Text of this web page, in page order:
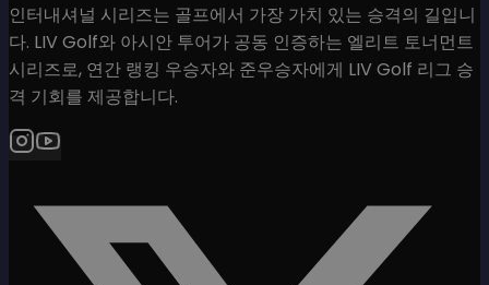
인터내셔널 시리즈는 골프에서 가장 가치 있는 승격의 길입니
다. LIV Golf와 아시안 투어가 공동 인증하는 엘리트 토너먼트
시리즈로, 연간 랭킹 우승자와 준우승자에게 LIV Golf 리그 승
격 기회를 제공합니다.